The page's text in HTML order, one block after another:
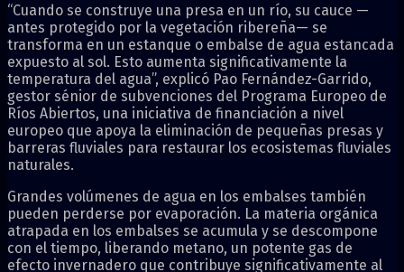
“Cuando se construye una presa en un río, su cauce —
antes protegido por la vegetación ribereña— se
transforma en un estanque o embalse de agua estancada
expuesto al sol. Esto aumenta significativamente la
temperatura del agua”, explicó Pao Fernández-Garrido,
gestor sénior de subvenciones del Programa Europeo de
Ríos Abiertos, una iniciativa de financiación a nivel
europeo que apoya la eliminación de pequeñas presas y
barreras fluviales para restaurar los ecosistemas fluviales
naturales.
Grandes volúmenes de agua en los embalses también
pueden perderse por evaporación. La materia orgánica
atrapada en los embalses se acumula y se descompone
con el tiempo, liberando metano, un potente gas de
efecto invernadero que contribuye significativamente al